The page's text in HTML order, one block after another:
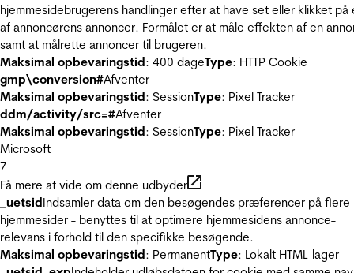
hjemmesidebrugerens handlinger efter at have set eller klikket på
af annoncørens annoncer. Formålet er at måle effekten af en
samt at målrette annoncer til brugeren.
Maksimal opbevaringstid: 400 dageType: HTTP Cookie
gmp\conversion#Afventer
Maksimal opbevaringstid: SessionType: Pixel Tracker
ddm/activity/src=#Afventer
Maksimal opbevaringstid: SessionType: Pixel Tracker
Microsoft
7
Få mere at vide om denne udbyder
_uetsidIndsamler data om den besøgendes præferencer på flere
hjemmesider - benyttes til at optimere hjemmesidens annonce-
relevans i forhold til den specifikke besøgende.
Maksimal opbevaringstid: PermanentType: Lokalt HTML-lager